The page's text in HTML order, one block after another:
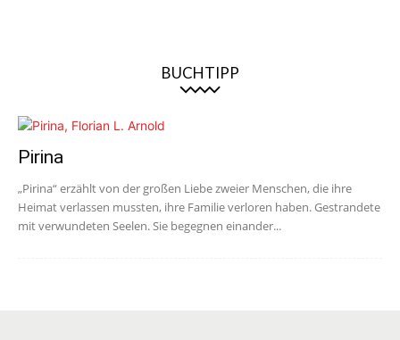
BUCHTIPP
Pirina
„Pirina“ erzählt von der großen Liebe zweier Menschen, die ihre
Heimat verlassen mussten, ihre Familie verloren haben. Gestrandete
mit verwundeten Seelen. Sie begegnen einander...